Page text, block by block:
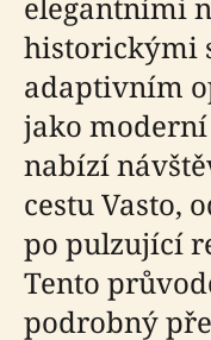
historickými
adaptivním
jako
nabízí
cestu Vasto,
po pulzující
Tento
podrobný